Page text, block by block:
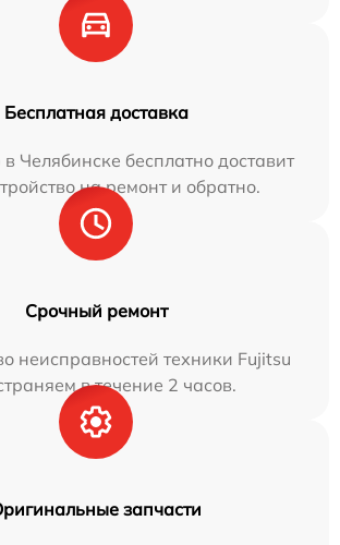
Бесплатная доставка
Челябинске бесплатно доставит
на ремонт и обратно.
Срочный ремонт
неисправностей техники Fujitsu
в течение 2 часов.
запчасти